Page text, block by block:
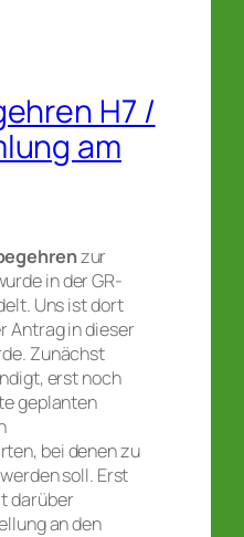
H7 /
am
zur
in der GR-
Uns ist dort
Antrag in dieser
Zunächst
erst noch
geplanten
bei denen zu
soll. Erst
darüber
an den